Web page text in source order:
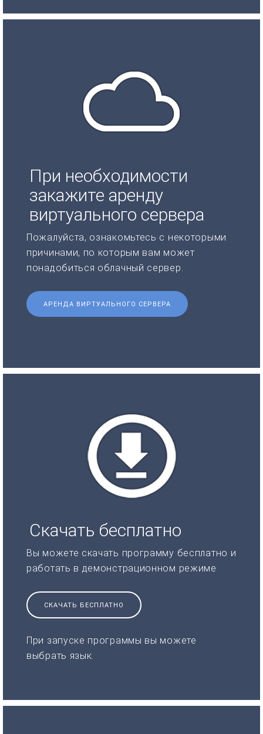
При необходимости
закажите аренду
виртуального сервера
Пожалуйста, ознакомьтесь с некоторыми
причинами, по которым вам может
понадобиться облачный сервер.
АРЕНДА ВИРТУАЛЬНОГО СЕРВЕРА
Скачать бесплатно
Вы можете скачать программу бесплатно и
работать в демонстрационном режиме
СКАЧАТЬ БЕСПЛАТНО
При запуске программы вы можете
выбрать язык.